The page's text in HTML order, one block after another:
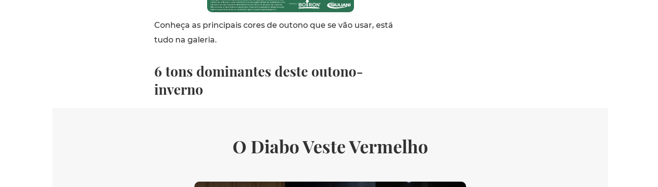
Conheça as principais cores de outono que se vão usar, está
tudo na galeria.
6 tons dominantes deste outono-
inverno
O Diabo Veste Vermelho